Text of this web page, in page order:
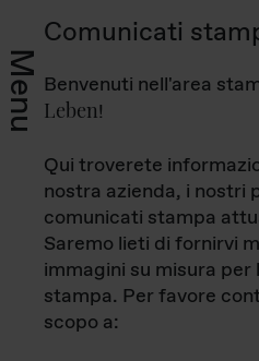
Menu
Comunicati
Benvenuti nell'area
Leben!
Qui troverete
nostra azienda, i nostri
comunicati stampa
Saremo lieti di fornirvi
immagini su misura
stampa. Per favore
scopo a: